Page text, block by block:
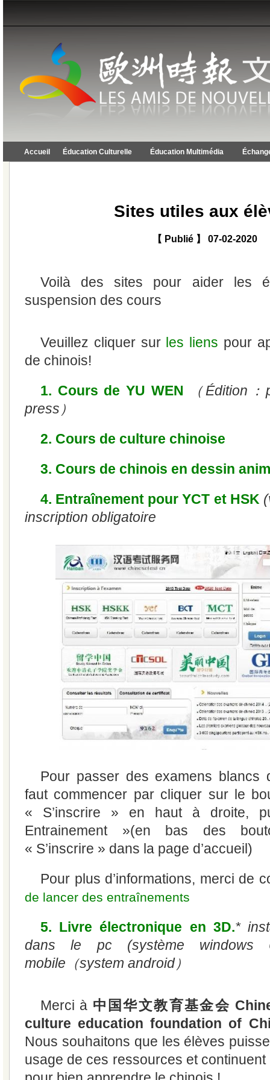
Accueil Éducation Culturelle Éducation Multimédia
Sites utiles aux
【 Publié 】 07-02-2020
Voilà des sites pour aider les
suspension des cours
Veuillez cliquer sur les liens pour
de chinois!
1. Cours de YU WEN （Édition：
press）
2. Cours de culture chinoise
3. Cours de chinois en dessin
4. Entraînement pour YCT et HSK
inscription obligatoire
Pour passer des examens blancs
faut commencer par cliquer sur le
« S’inscrire » en haut à droite,
Entrainement »(en bas des
« S’inscrire » dans la page d’accueil)
Pour plus d’informations, merci de
de lancer des entraînements
5. Livre électronique en 3D.*
dans le pc (système
mobile（system android）
Merci à 中国华文教育基金会
culture education foundation of
Nous souhaitons que les élèves
usage de ces ressources et